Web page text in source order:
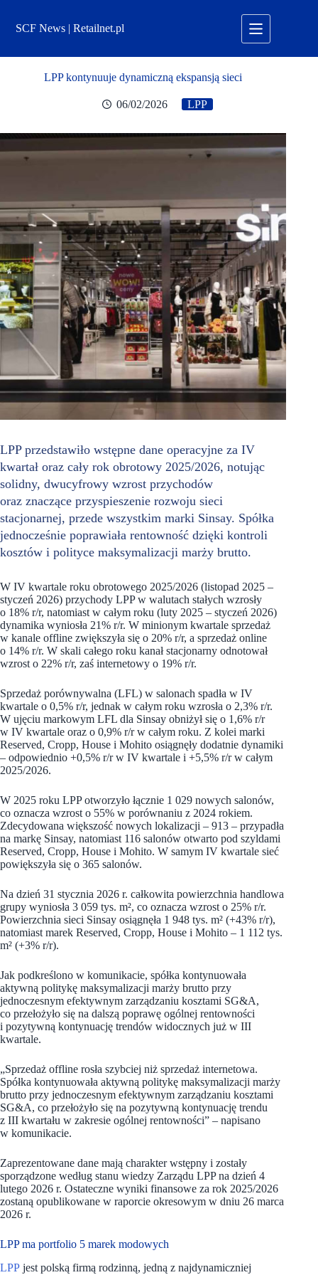
treściSCF News | Retailnet.pl
LPP kontynuuje dynamiczną ekspansją sieci
06/02/2026 LPP
LPP przedstawiło wstępne dane operacyjne za IV
kwartał oraz cały rok obrotowy 2025/2026, notując
solidny, dwucyfrowy wzrost przychodów
oraz znaczące przyspieszenie rozwoju sieci
stacjonarnej, przede wszystkim marki Sinsay. Spółka
jednocześnie poprawiała rentowność dzięki kontroli
kosztów i polityce maksymalizacji marży brutto.
W IV kwartale roku obrotowego 2025/2026 (listopad 2025 –
styczeń 2026) przychody LPP w walutach stałych wzrosły
o 18% r/r, natomiast w całym roku (luty 2025 – styczeń 2026)
dynamika wyniosła 21% r/r. W minionym kwartale sprzedaż
w kanale offline zwiększyła się o 20% r/r, a sprzedaż online
o 14% r/r. W skali całego roku kanał stacjonarny odnotował
wzrost o 22% r/r, zaś internetowy o 19% r/r.
Sprzedaż porównywalna (LFL) w salonach spadła w IV
kwartale o 0,5% r/r, jednak w całym roku wzrosła o 2,3% r/r.
W ujęciu markowym LFL dla Sinsay obniżył się o 1,6% r/r
w IV kwartale oraz o 0,9% r/r w całym roku. Z kolei marki
Reserved, Cropp, House i Mohito osiągnęły dodatnie dynamiki
– odpowiednio +0,5% r/r w IV kwartale i +5,5% r/r w całym
2025/2026.
W 2025 roku LPP otworzyło łącznie 1 029 nowych salonów,
co oznacza wzrost o 55% w porównaniu z 2024 rokiem.
Zdecydowana większość nowych lokalizacji – 913 – przypadła
na markę Sinsay, natomiast 116 salonów otwarto pod szyldami
Reserved, Cropp, House i Mohito. W samym IV kwartale sieć
powiększyła się o 365 salonów.
Na dzień 31 stycznia 2026 r. całkowita powierzchnia handlowa
grupy wyniosła 3 059 tys. m², co oznacza wzrost o 25% r/r.
Powierzchnia sieci Sinsay osiągnęła 1 948 tys. m² (+43% r/r),
natomiast marek Reserved, Cropp, House i Mohito – 1 112 tys.
m² (+3% r/r).
Jak podkreślono w komunikacie, spółka kontynuowała
aktywną politykę maksymalizacji marży brutto przy
jednoczesnym efektywnym zarządzaniu kosztami SG&A,
co przełożyło się na dalszą poprawę ogólnej rentowności
i pozytywną kontynuację trendów widocznych już w III
kwartale.
„Sprzedaż offline rosła szybciej niż sprzedaż internetowa.
Spółka kontynuowała aktywną politykę maksymalizacji marży
brutto przy jednoczesnym efektywnym zarządzaniu kosztami
SG&A, co przełożyło się na pozytywną kontynuację trendu
z III kwartału w zakresie ogólnej rentowności” – napisano
w komunikacie.
Zaprezentowane dane mają charakter wstępny i zostały
sporządzone według stanu wiedzy Zarządu LPP na dzień 4
lutego 2026 r. Ostateczne wyniki finansowe za rok 2025/2026
zostaną opublikowane w raporcie okresowym w dniu 26 marca
2026 r.
LPP ma portfolio 5 marek modowych
LPP jest polską firmą rodzinną, jedną z najdynamiczniej